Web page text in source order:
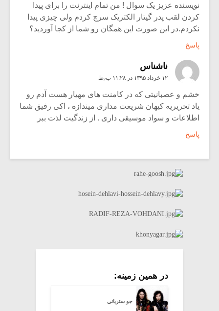
نویسنده عزیز یک سوال ! من تمام اینترنت را برای پیدا
کردن لقب پدر گیتار الکتریک سرچ کردم ولی چیزی پیدا
نکردم.در این صورت این همگان رو شما از کجا آوردید؟
پاسخ
ناشناس
۱۲ خرداد ۱۳۹۵ در ۱۱:۲۸ ب٫ظ
خشم و عصبانیتی که در کامنت های مهیار هست آدم رو
یاد تحریریه کیهان شریعت مداری میندازه ، اکی رفیق شما
اطلاعات و سواد موسیقی داری . از زندگیت لذت ببر
پاسخ
در همین زمینه:
جو ستریانی